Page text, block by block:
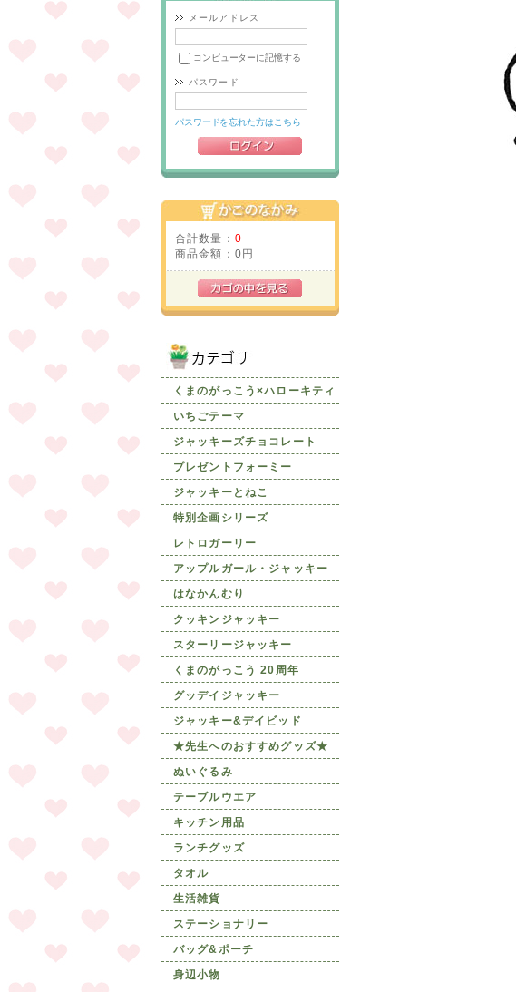
メールアドレス
コンピューターに記憶する
パスワード
パスワードを忘れた方はこちら
合計数量： 0
商品金額： 0円
くまのがっこう×ハローキティ
いちごテーマ
ジャッキーズチョコレート
プレゼントフォーミー
ジャッキーとねこ
特別企画シリーズ
レトロガーリー
アップルガール・ジャッキー
はなかんむり
クッキンジャッキー
スターリージャッキー
くまのがっこう 20周年
グッデイジャッキー
ジャッキー&デイビッド
★先生へのおすすめグッズ★
ぬいぐるみ
テーブルウエア
キッチン用品
ランチグッズ
タオル
生活雑貨
ステーショナリー
バッグ&ポーチ
身辺小物